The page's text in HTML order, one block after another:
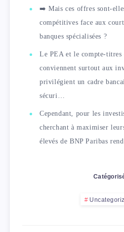
➡️ Mais ces offres sont-
compétitives face aux
banques spécialisées ?
Le PEA et le compte-titres
conviennent surtout aux
privilégient un cadre
sécuri…
Cependant, pour les
cherchant à maximiser
élevés de BNP Paribas